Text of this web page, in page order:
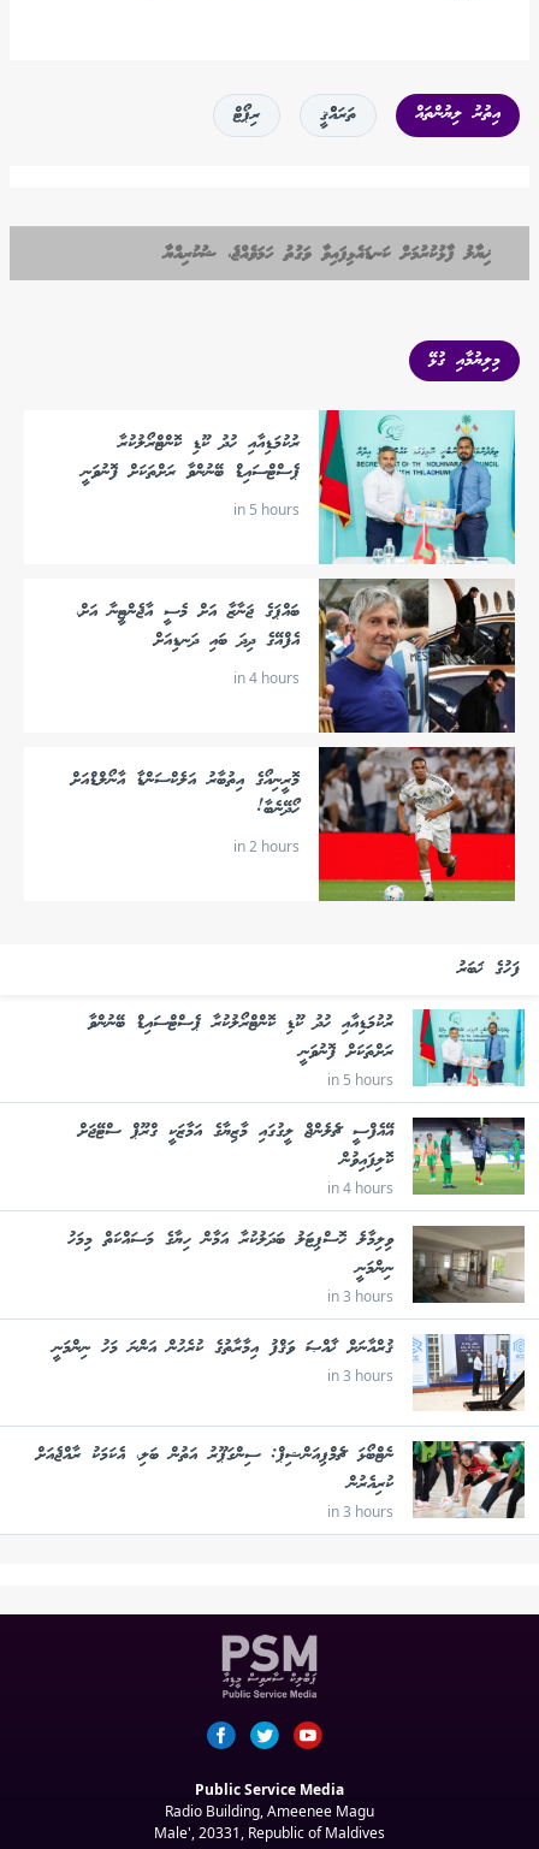
އިތުރު ލިޔުންތައް ތަރައްްޤީ ރިޕޯޓް
ޚިޔާލު ފާޅުކުރުމަށް ކަނޑައެޅިފައިވާ ވަގުތު ހަމަވެއްޖެ، ޝުކުރިއްޔާ
މިލިޔުމާއި ގުޅޭ
ރުކުމަޑިއާއި ހުދު ކޫޑި ކޮންޓްރޯލުކުރާ
ޕެސްޓްސައިޑް ބޭނުންވާ ރަށްތަކަށް ފޮނުވަނީ
in 5 hours
ބައްޕަގެ ޖަނާޒާ އަށް މެސީ އާޖެންޓީނާ އަށް،
އެފްއޭގެ ދިދަ ބައި ދަނޑިއަށް
in 4 hours
މޮރީނިއޯގެ އިތުބާރު އަލެކްސަންޑާ އާނޯލްޑްއަށް
ހޯދޭނެބާ!
in 2 hours
ފަހުގެ ޚަބަރު
ރުކުމަޑިއާއި ހުދު ކޫޑި ކޮންޓްރޯލުކުރާ ޕެސްޓްސައިޑް ބޭނުންވާ
ރަށްތަކަށް ފޮނުވަނީ
in 5 hours
އޭއެފްސީ ޗެލެންޖް ލީގުގައި މާޒިޔާގެ އަމާޒަކީ ގްރޫޕް ސްޓޭޖަށް
ކޮލިފައިވުން
in 4 hours
ވިލިމާލެ ހޮސްޕިޓަލު ބަދަލުކުރާ އަމާން ހިޔާގެ މަސައްކަތް މިމަހު
ނިންމަނީ
in 3 hours
ޤުރްއާނަށް ޚާއްޞަ ވަޤްފު އިމާރާތުގެ ކުރެހުން އަންނަ މަހު ނިންމަނީ
in 3 hours
ނެޓްބޯޅަ ޗެމްޕިއަންޝިޕް: ސިންގަޕޫރު އަތުން ބަލި، އެކަމަކު ރާއްޖެއަށް
ކުރިއެރުން
in 3 hours
Public Service Media
Radio Building, Ameenee Magu
Male', 20331, Republic of Maldives